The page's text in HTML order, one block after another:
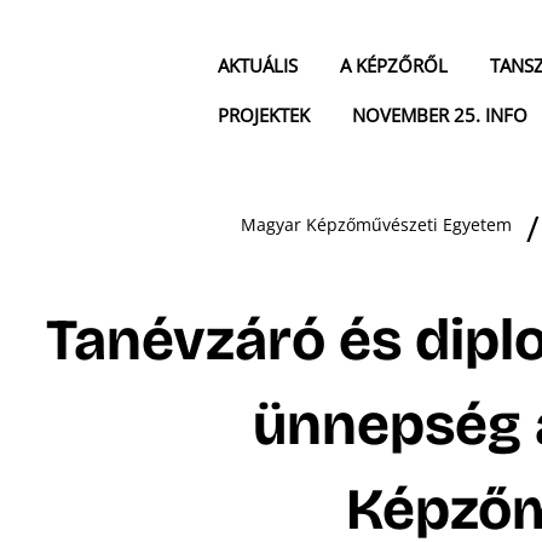
AKTUÁLIS A KÉPZŐRŐL
PROJEKTEK
NOVEMBER 25. INFO
Magyar Képzőművészeti Egyetem
Tanévzáró és
ünnepség